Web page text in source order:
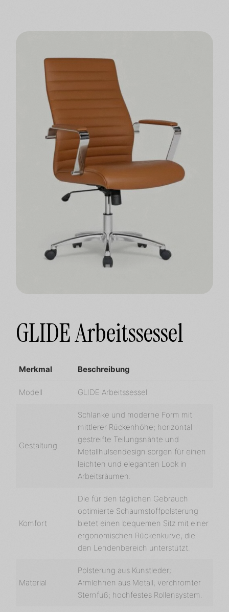
GLIDE Arbeitssessel
Merkmal Beschreibung
Modell GLIDE Arbeitssessel
Gestaltung
Schlanke und moderne Form mit
mittlerer Rückenhöhe; horizontal
gestreifte Teilungsnähte und
Metallhülsendesign sorgen für einen
leichten und eleganten Look in
Arbeitsräumen.
Komfort
Die für den täglichen Gebrauch
optimierte Schaumstoffpolsterung
bietet einen bequemen Sitz mit einer
ergonomischen Rückenkurve, die
den Lendenbereich unterstützt.
Material
Polsterung aus Kunstleder;
Armlehnen aus Metall; verchromter
Sternfuß; hochfestes Rollensystem.